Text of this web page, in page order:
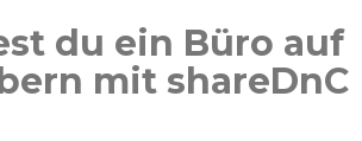
du ein Büro auf
mit shareDnC